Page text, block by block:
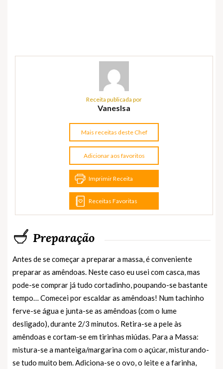
Receita publicada por
VanesIsa
Mais receitas deste Chef
Adicionar aos favoritos
Imprimir Receita
Receitas Favoritas
Preparação
Antes de se começar a preparar a massa, é conveniente
preparar as amêndoas. Neste caso eu usei com casca, mas
pode-se comprar já tudo cortadinho, poupando-se bastante
tempo… Comecei por escaldar as amêndoas! Num tachinho
ferve-se água e junta-se as amêndoas (com o lume
desligado), durante 2/3 minutos. Retira-se a pele às
amêndoas e cortam-se em tirinhas miúdas. Para a Massa:
mistura-se a manteiga/margarina com o açúcar, misturando-
se tudo muito bem. Adiciona-se o ovo, o leite e a farinha,